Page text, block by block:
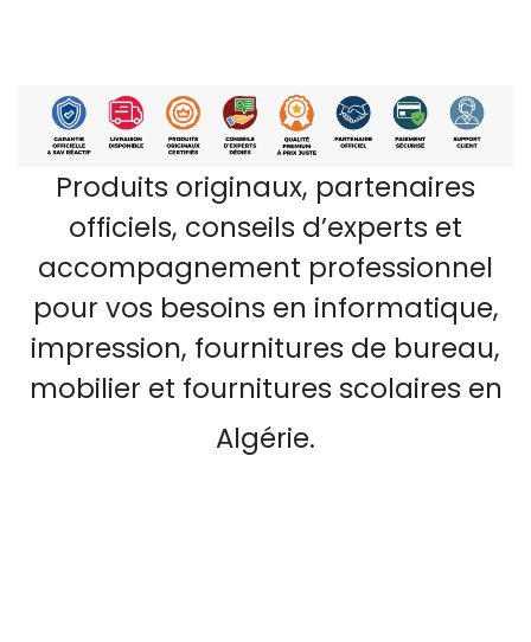
Produits originaux, partenaires
officiels, conseils d’experts et
accompagnement professionnel
pour vos besoins en informatique,
impression, fournitures de bureau,
mobilier et fournitures scolaires en
Algérie.